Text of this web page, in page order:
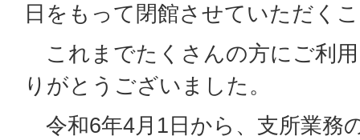
日をもって閉館させていただく
これまでたくさんの方にご利
りがとうございました。
令和6年4月1日から、支所業務